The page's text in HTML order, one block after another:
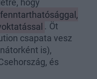
hogy
. Öt
csapata vesz
is),
és